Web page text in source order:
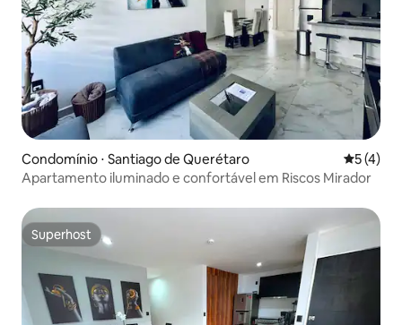
Condomínio ⋅ Santiago de Querétaro 5 de
5 (4)
Apartamento iluminado e confortável em Riscos Mirador
Superhost
Superhost